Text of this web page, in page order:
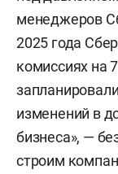
менеджеров
2025 года
комиссиях на
изменений в
бизнеса», —
строим